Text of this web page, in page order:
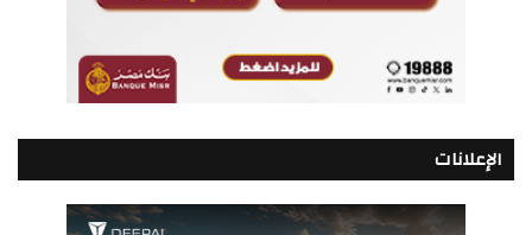
الإعلانات